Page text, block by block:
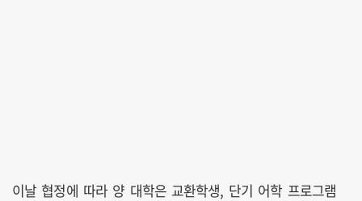
이날 협정에 따라 양 대학은 교환학생, 단기 어학 프로그램